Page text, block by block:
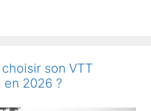
son VTT
en 2026 ?